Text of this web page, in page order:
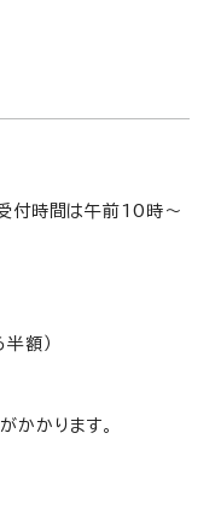
付時間は午前10時～
額）
かかります。